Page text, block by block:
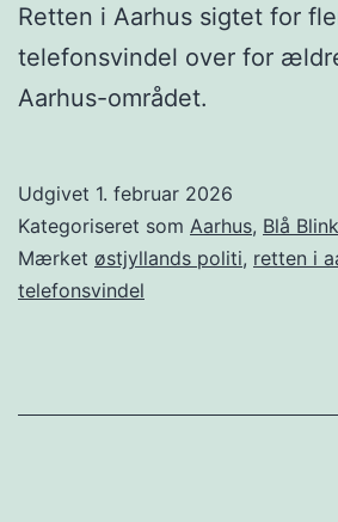
Retten i Aarhus sigtet for
telefonsvindel over for
Aarhus-området.
Udgivet 1. februar 2026
Kategoriseret som Aarhus, Blå Blink
Mærket østjyllands politi, retten i
telefonsvindel